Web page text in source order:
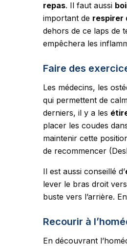
repas. Il faut aussi
important de respirer
dehors de ce laps de
empêchera les
Faire des
Les médecins, les
qui permettent de
derniers, il y a les
placer les coudes
maintenir cette
de recommencer
Il est aussi conseillé d’
lever le bras droit
buste vers l’arrière.
Recourir à
En découvrant